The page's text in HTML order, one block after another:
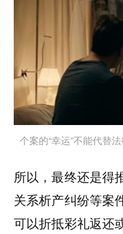
个案的“幸运”不能代替
所以，最终还是得
关系析产纠纷等案
可以折抵彩礼返还